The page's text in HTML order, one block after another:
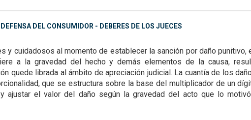
DEL CONSUMIDOR - DEBERES DE LOS JUECES
y cuidadosos al momento de establecer la sanción por daño punitivo,
a la gravedad del hecho y demás elementos de la causa,
quede librada al ámbito de apreciación judicial. La cuantía de los
que se estructura sobre la base del multiplicador de un
ajustar el valor del daño según la gravedad del acto que lo